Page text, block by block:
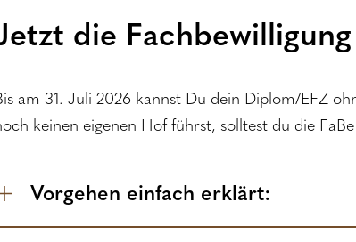
die
am 31. Juli 2026 kannst Du dein Diplom/EFZ
keinen eigenen Hof führst, solltest du die
Vorgehen einfach erklärt: